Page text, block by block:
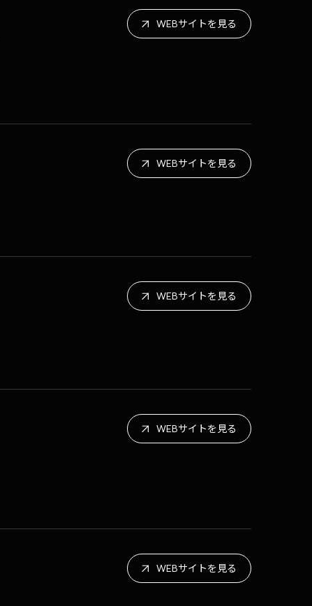
WEBサイトを見る
WEBサイトを見る
WEBサイトを見る
WEBサイトを見る
WEBサイトを見る